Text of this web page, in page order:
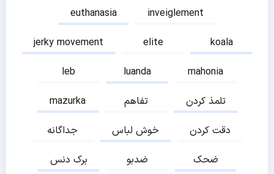
euthanasia
inveiglement
jerky movement
elite
koala
leb
luanda
mahonia
mazurka
تفاهم
تلمذ کردن
جداگانه
خوش لباس
دقت کردن
برک دنس
ضدبو
ضحک